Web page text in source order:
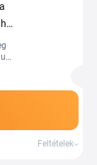
a
Feltételek